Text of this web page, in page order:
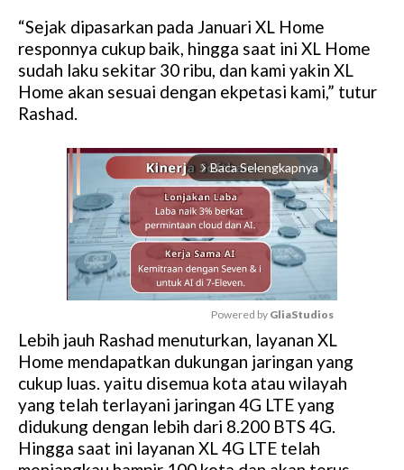
“Sejak dipasarkan pada Januari XL Home
responnya cukup baik, hingga saat ini XL Home
sudah laku sekitar 30 ribu, dan kami yakin XL
Home akan sesuai dengan ekpetasi kami,” tutur
Rashad.
arrow_forward_ios Baca Selengkapnya
M
u
t
e
Powered by GliaStudios
Lebih jauh Rashad menuturkan, layanan XL
Home mendapatkan dukungan jaringan yang
cukup luas. yaitu disemua kota atau wilayah
yang telah terlayani jaringan 4G LTE yang
didukung dengan lebih dari 8.200 BTS 4G.
Hingga saat ini layanan XL 4G LTE telah